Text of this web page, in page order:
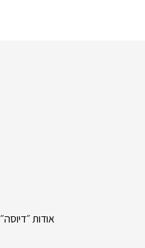
אודות ״דיוסה״